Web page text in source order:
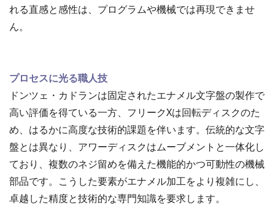
れる直感と感性は、プログラムや機械では再現できませ
ん。
プロセスに光る職人技
ドンツェ・カドランは固定されたエナメル文字盤の製作で
高い評価を得ている一方、フリークXは回転ディスクのた
め、はるかに高度な技術的課題を伴います。伝統的な文字
盤とは異なり、アワーディスクはムーブメントと一体化し
ており、複数のネジ留めを備えた機能的かつ可動性の機械
部品です。こうした要素がエナメル加工をより複雑にし、
卓越した精度と技術的な専門知識を要求します。